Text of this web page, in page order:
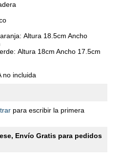
Altura 18.5cm Ancho
Altura 18cm Ancho 17.5cm
no incluida
para escribir la primera
Envío Gratis para pedidos